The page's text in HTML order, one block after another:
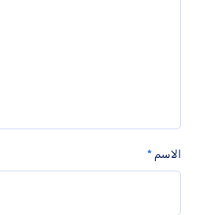
الاسم *